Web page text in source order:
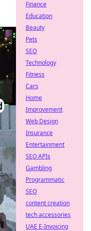
Finance
Education
Beauty
Pets
SEO
Technology
Fitness
Cars
Home
Improvement
Web Design
Insurance
Entertainment
SEO APIs
Gambling
Programmatic
SEO
content creation
tech accessories
UAE E-Invoicing